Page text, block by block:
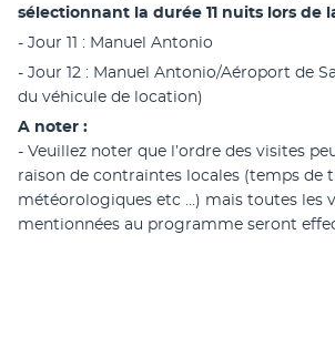
sélectionnant la durée 11 nuits lors de
- Jour 11 : Manuel Antonio
- Jour 12 : Manuel Antonio/Aéroport de
du véhicule de location)
A noter :
- Veuillez noter que l’ordre des visites
raison de contraintes locales (temps de
météorologiques etc …) mais toutes les
mentionnées au programme seront